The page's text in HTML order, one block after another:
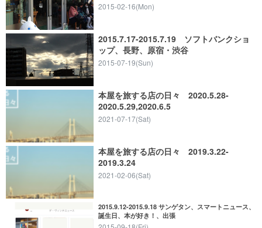
2015-02-16(Mon)
2015.7.17-2015.7.19 ソフトバンクショ
ップ、長野、原宿・渋谷
2015-07-19(Sun)
本屋を旅する店の日々 2020.5.28-
2020.5.29,2020.6.5
2021-07-17(Sat)
本屋を旅する店の日々 2019.3.22-
2019.3.24
2021-02-06(Sat)
2015.9.12-2015.9.18 サンゲタン、スマートニュース、
誕生日、本が好き！、出張